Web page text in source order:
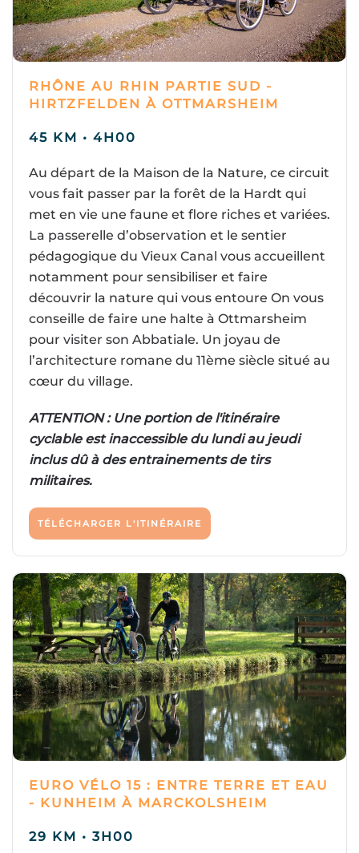
RHÔNE AU RHIN PARTIE SUD -
HIRTZFELDEN À OTTMARSHEIM
45 KM • 4H00
Au départ de la Maison de la Nature, ce circuit
vous fait passer par la forêt de la Hardt qui
met en vie une faune et flore riches et variées.
La passerelle d’observation et le sentier
pédagogique du Vieux Canal vous accueillent
notamment pour sensibiliser et faire
découvrir la nature qui vous entoure On vous
conseille de faire une halte à Ottmarsheim
pour visiter son Abbatiale. Un joyau de
l’architecture romane du 11ème siècle situé au
cœur du village.
ATTENTION : Une portion de l'itinéraire
cyclable est inaccessible du lundi au jeudi
inclus dû à des entrainements de tirs
militaires.
TÉLÉCHARGER L'ITINÉRAIRE
EURO VÉLO 15 : ENTRE TERRE ET EAU
- KUNHEIM À MARCKOLSHEIM
29 KM • 3H00